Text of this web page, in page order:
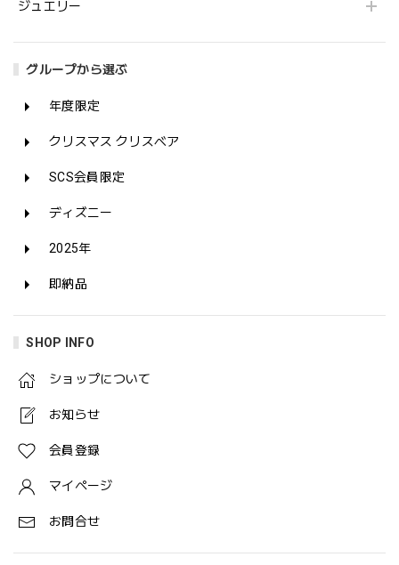
ジュエリー
グループから選ぶ
年度限定
クリスマス クリスベア
SCS会員限定
ディズニー
2025年
即納品
SHOP INFO
ショップについて
お知らせ
会員登録
マイページ
お問合せ